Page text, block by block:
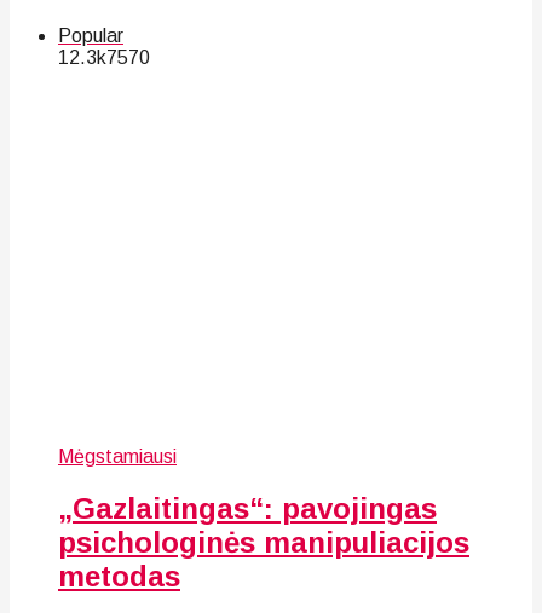
Popular
12.3k7570
Mėgstamiausi
„Gazlaitingas“: pavojingas
psichologinės manipuliacijos
metodas